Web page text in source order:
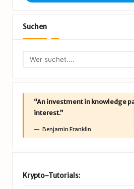
Suchen
“An investment in knowledge
interest.”
Benjamin Franklin
Krypto-Tutorials: